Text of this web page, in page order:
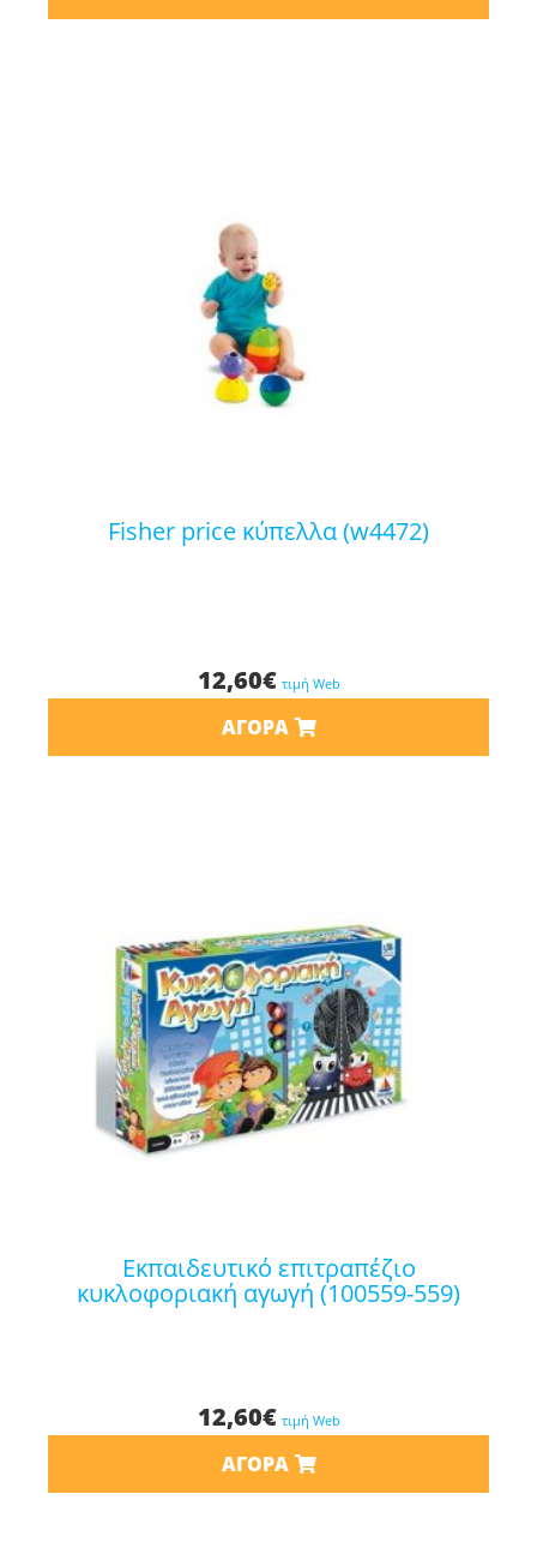
fisher price κύπελλα (w4472)
12,60€ τιμή Web
ΑΓΟΡΆ
εκπαιδευτικό επιτραπέζιο
κυκλοφοριακή αγωγή (100559-559)
12,60€ τιμή Web
ΑΓΟΡΆ